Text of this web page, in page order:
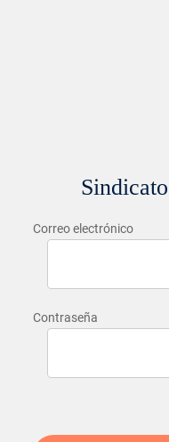
Correo electrónico
Contraseña